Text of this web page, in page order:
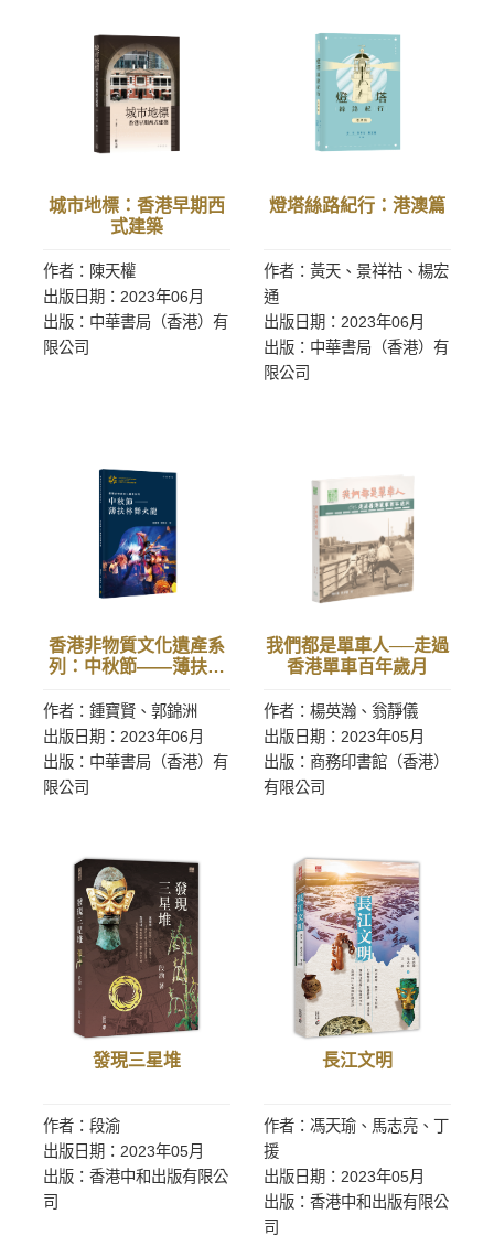
城市地標：香港早期西
式建築
作者：陳天權
出版日期：2023年06月
出版：中華書局（香港）有
限公司
燈塔絲路紀行：港澳篇
作者：黃天、景祥祜、楊宏
通
出版日期：2023年06月
出版：中華書局（香港）有
限公司
香港非物質文化遺產系
列：中秋節——薄扶林
作者：鍾寶賢、郭錦洲
出版日期：2023年06月
出版：中華書局（香港）有
限公司
我們都是單車人──走過
香港單車百年歲月
作者：楊英瀚、翁靜儀
出版日期：2023年05月
出版：商務印書館（香港）
有限公司
發現三星堆
作者：段渝
出版日期：2023年05月
出版：香港中和出版有限公
司
長江文明
作者：馮天瑜、馬志亮、丁
援
出版日期：2023年05月
出版：香港中和出版有限公
司